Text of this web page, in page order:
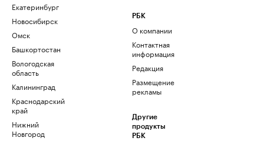
Екатеринбург
Новосибирск
Омск
Башкортостан
Вологодская
область
Калининград
Краснодарский
край
Нижний
Новгород
РБК
О компании
Контактная
информация
Редакция
Размещение
рекламы
Другие
продукты
РБК